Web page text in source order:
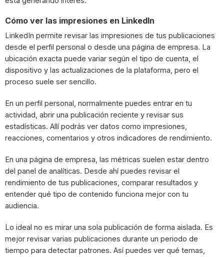
Cómo ver las impresiones en LinkedIn
LinkedIn permite revisar las impresiones de tus publicaciones
desde el perfil personal o desde una página de empresa. La
ubicación exacta puede variar según el tipo de cuenta, el
dispositivo y las actualizaciones de la plataforma, pero el
proceso suele ser sencillo.
En un perfil personal, normalmente puedes entrar en tu
actividad, abrir una publicación reciente y revisar sus
estadísticas. Allí podrás ver datos como impresiones,
reacciones, comentarios y otros indicadores de rendimiento.
En una página de empresa, las métricas suelen estar dentro
del panel de analíticas. Desde ahí puedes revisar el
rendimiento de tus publicaciones, comparar resultados y
entender qué tipo de contenido funciona mejor con tu
audiencia.
Lo ideal no es mirar una sola publicación de forma aislada. Es
mejor revisar varias publicaciones durante un periodo de
tiempo para detectar patrones. Así puedes ver qué temas,